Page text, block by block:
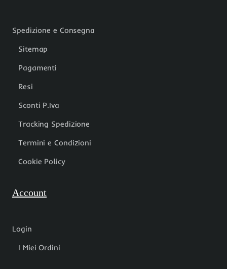
Spedizione e Consegna
Sitemap
Pagamenti
Resi
Sconti P.Iva
Tracking Spedizione
Termini e Condizioni
Cookie Policy
Account
Login
I Miei Ordini